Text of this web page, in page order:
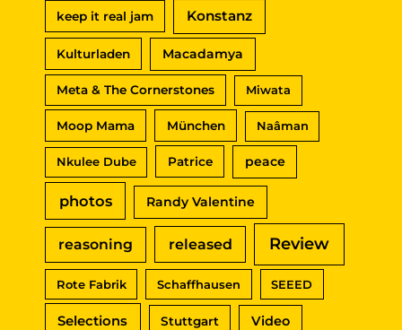
keep it real jam Konstanz
Kulturladen Macadamya
Meta & The Cornerstones Miwata
Moop Mama München Naâman
Nkulee Dube Patrice peace
photos Randy Valentine
reasoning released Review
Rote Fabrik Schaffhausen SEEED
Selections Stuttgart Video